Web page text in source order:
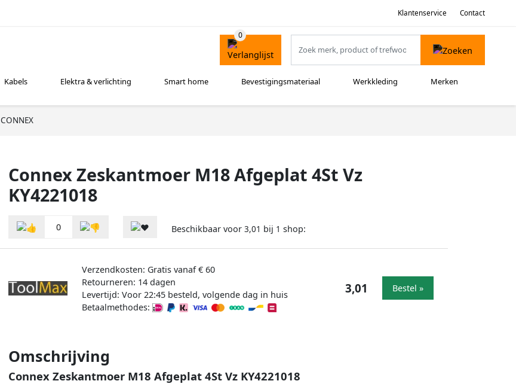
Klantenservice Contact
Kabels Elektra & verlichting Smart home Bevestigingsmateriaal Werkkleding Merken
CONNEX
Connex Zeskantmoer M18 Afgeplat 4St Vz
KY4221018
0 Beschikbaar voor 3,01 bij 1 shop:
Verzendkosten: Gratis vanaf € 60
Retourneren: 14 dagen
Levertijd: Voor 22:45 besteld, volgende dag in huis
Betaalmethodes:
3,01 Bestel »
Omschrijving
Connex Zeskantmoer M18 Afgeplat 4St Vz KY4221018